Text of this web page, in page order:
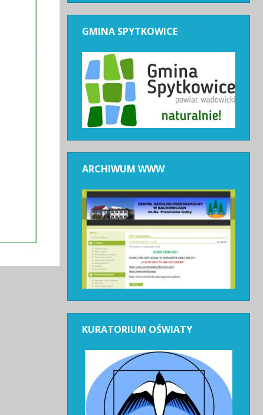
GMINA SPYTKOWICE
ARCHIWUM WWW
KURATORIUM OŚWIATY